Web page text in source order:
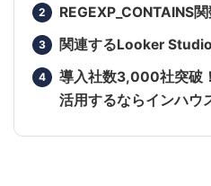
REGEXP_CONTAINS
関連するLooker
導入社数3,000社突破
活用するならインハウ